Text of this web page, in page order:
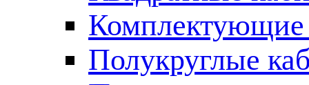
Комплектующие
Полукруглые